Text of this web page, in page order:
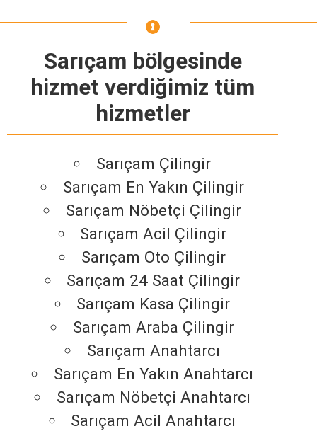
Sarıçam bölgesinde
hizmet verdiğimiz tüm
hizmetler
Sarıçam Çilingir
Sarıçam En Yakın Çilingir
Sarıçam Nöbetçi Çilingir
Sarıçam Acil Çilingir
Sarıçam Oto Çilingir
Sarıçam 24 Saat Çilingir
Sarıçam Kasa Çilingir
Sarıçam Araba Çilingir
Sarıçam Anahtarcı
Sarıçam En Yakın Anahtarcı
Sarıçam Nöbetçi Anahtarcı
Sarıçam Acil Anahtarcı